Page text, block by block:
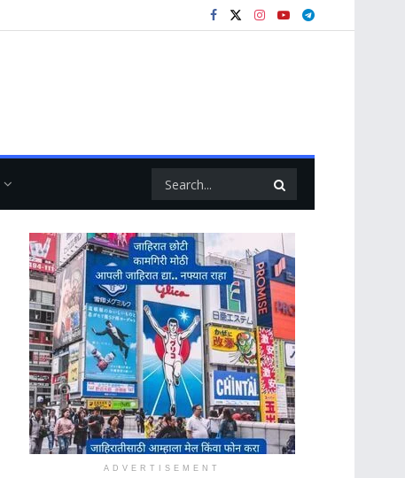
ADVERTISEMENT